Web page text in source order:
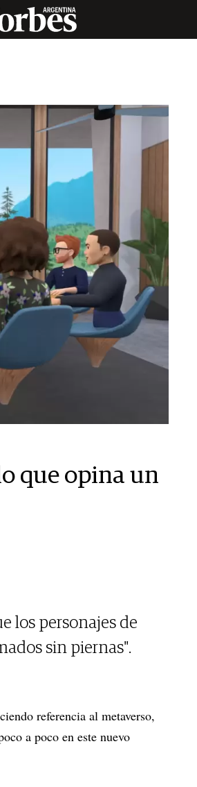
que opina un
los personajes de
sin piernas".
referencia al metaverso,
a poco en este nuevo